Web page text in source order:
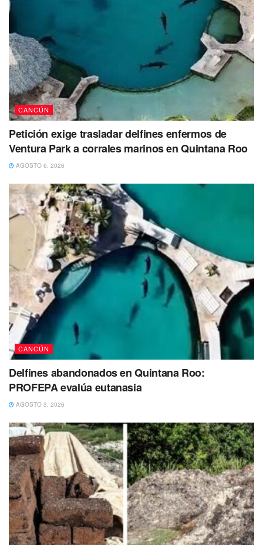
Mide 1.78 metros aproximadamente de estatura, es de
complexión delgada, tez morena, tiene cabello medio
largo, color oscuro y lacio. Tiene un peso aproximado de
75 kilos.
Si tienes información de su paradero, sus familiares y
autoridades agradecerían mucho que por favor te
comuniques 9848730163.
También se busca a Génesis Villamil Mogo
Génesis Villamil Mogo de 6 años fue vista por última vez
por sus familiares el pasado 8 de marzo de 2023 en
Bacalar, Quintana Roo.
La menor fue reportada como desaparecida el 10 de marzo
de 2023. Hasta el momento se presume como persona no
localizada, de tal forma que se ha activado una ficha de
búsqueda en la Fiscalía General del Estado (FGE).
Mide 70 centímetros aproximadamente de estatura, es de
complexión delgada, tez morena, tiene cabello largo, color
CANCÚN
Petición exige trasladar delfines enfermos de
Ventura Park a corrales marinos en Quintana Roo
AGOSTO 6, 2026
CANCÚN
Delfines abandonados en Quintana Roo:
PROFEPA evalúa eutanasia
AGOSTO 3, 2026